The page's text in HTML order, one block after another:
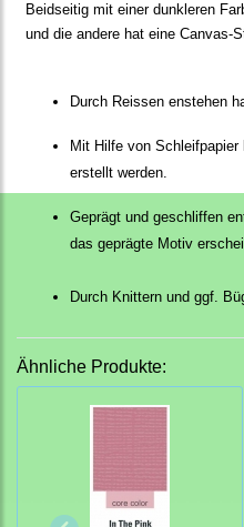
Beidseitig mit einer dunkleren
und die andere hat eine Canvas-
Durch Reissen enstehen
Mit Hilfe von
erstellt werden.
Geprägt und geschliffen
das geprägte Motiv
Durch Knittern und ggf.
Ähnliche Produkte: